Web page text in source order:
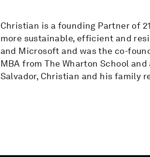
Christian is a founding Partner of
more sustainable, efficient and
and Microsoft and was the co-
MBA from The Wharton School
Salvador, Christian and his family